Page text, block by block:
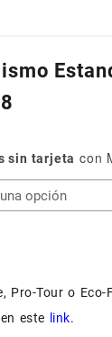
sin tarjeta con
Pro-Tour o Eco-
este
link.